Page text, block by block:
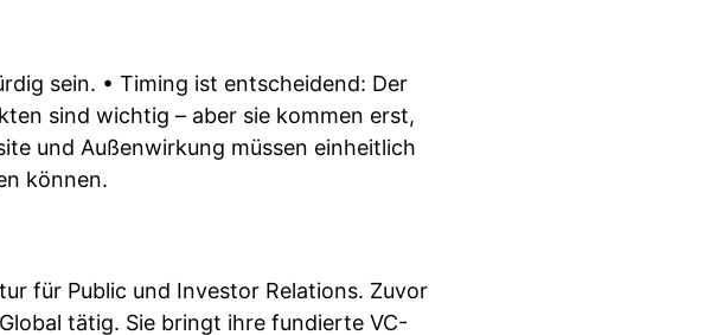
sein. • Timing ist entscheidend: Der
sind wichtig – aber sie kommen erst,
und Außenwirkung müssen einheitlich
können.
für Public und Investor Relations. Zuvor
tätig. Sie bringt ihre fundierte VC-